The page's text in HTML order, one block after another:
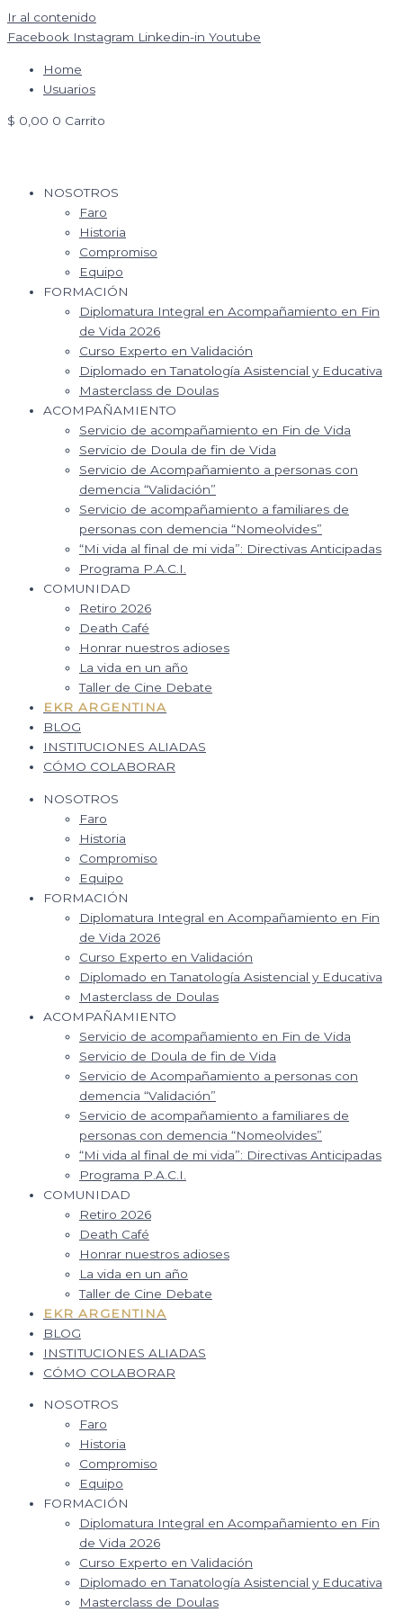
Ir al contenido
Facebook Instagram Linkedin-in Youtube
Home
Usuarios
$ 0,00 0 Carrito
NOSOTROS
Faro
Historia
Compromiso
Equipo
FORMACIÓN
Diplomatura Integral en Acompañamiento en Fin
de Vida 2026
Curso Experto en Validación
Diplomado en Tanatología Asistencial y Educativa
Masterclass de Doulas
ACOMPAÑAMIENTO
Servicio de acompañamiento en Fin de Vida
Servicio de Doula de fin de Vida
Servicio de Acompañamiento a personas con
demencia “Validación”
Servicio de acompañamiento a familiares de
personas con demencia “Nomeolvides”
“Mi vida al final de mi vida”: Directivas Anticipadas
Programa P.A.C.I.
COMUNIDAD
Retiro 2026
Death Café
Honrar nuestros adioses
La vida en un año
Taller de Cine Debate
EKR ARGENTINA
BLOG
INSTITUCIONES ALIADAS
CÓMO COLABORAR
NOSOTROS
Faro
Historia
Compromiso
Equipo
FORMACIÓN
Diplomatura Integral en Acompañamiento en Fin
de Vida 2026
Curso Experto en Validación
Diplomado en Tanatología Asistencial y Educativa
Masterclass de Doulas
ACOMPAÑAMIENTO
Servicio de acompañamiento en Fin de Vida
Servicio de Doula de fin de Vida
Servicio de Acompañamiento a personas con
demencia “Validación”
Servicio de acompañamiento a familiares de
personas con demencia “Nomeolvides”
“Mi vida al final de mi vida”: Directivas Anticipadas
Programa P.A.C.I.
COMUNIDAD
Retiro 2026
Death Café
Honrar nuestros adioses
La vida en un año
Taller de Cine Debate
EKR ARGENTINA
BLOG
INSTITUCIONES ALIADAS
CÓMO COLABORAR
NOSOTROS
Faro
Historia
Compromiso
Equipo
FORMACIÓN
Diplomatura Integral en Acompañamiento en Fin
de Vida 2026
Curso Experto en Validación
Diplomado en Tanatología Asistencial y Educativa
Masterclass de Doulas